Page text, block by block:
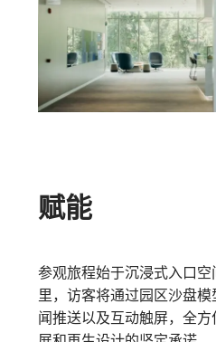
赋能
参观旅程始于沉浸式入口
里，访客将通过园区沙盘
闻推送以及互动触屏，全